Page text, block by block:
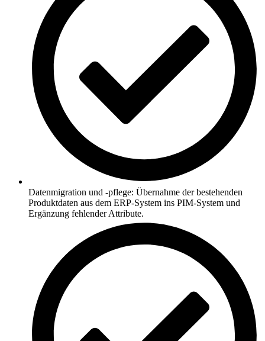
Datenmigration und -pflege: Übernahme der bestehenden
Produktdaten aus dem ERP-System ins PIM-System und
Ergänzung fehlender Attribute.